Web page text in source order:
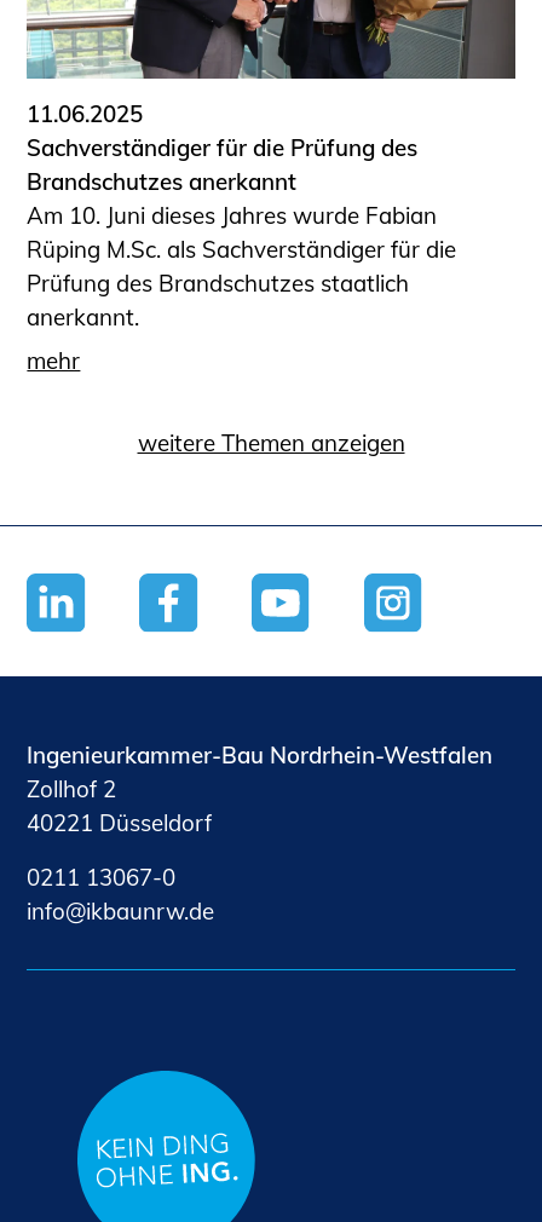
11.06.2025
Sachverständiger für die Prüfung des
Brandschutzes anerkannt
Am 10. Juni dieses Jahres wurde Fabian
Rüping M.Sc. als Sachverständiger für die
Prüfung des Brandschutzes staatlich
anerkannt.
mehr
weitere Themen anzeigen
Ingenieurkammer-Bau Nordrhein-Westfalen
Zollhof 2
40221 Düsseldorf
0211 13067-0
nf
kb nrwd